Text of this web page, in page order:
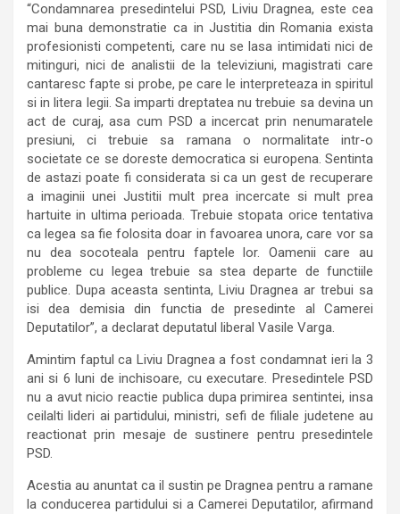
“Condamnarea presedintelui PSD, Liviu Dragnea, este cea
mai buna demonstratie ca in Justitia din Romania exista
profesionisti competenti, care nu se lasa intimidati nici de
mitinguri, nici de analistii de la televiziuni, magistrati care
cantaresc fapte si probe, pe care le interpreteaza in spiritul
si in litera legii. Sa imparti dreptatea nu trebuie sa devina un
act de curaj, asa cum PSD a incercat prin nenumaratele
presiuni, ci trebuie sa ramana o normalitate intr-o
societate ce se doreste democratica si europena. Sentinta
de astazi poate fi considerata si ca un gest de recuperare
a imaginii unei Justitii mult prea incercate si mult prea
hartuite in ultima perioada. Trebuie stopata orice tentativa
ca legea sa fie folosita doar in favoarea unora, care vor sa
nu dea socoteala pentru faptele lor. Oamenii care au
probleme cu legea trebuie sa stea departe de functiile
publice. Dupa aceasta sentinta, Liviu Dragnea ar trebui sa
isi dea demisia din functia de presedinte al Camerei
Deputatilor”, a declarat deputatul liberal Vasile Varga.
Amintim faptul ca Liviu Dragnea a fost condamnat ieri la 3
ani si 6 luni de inchisoare, cu executare. Presedintele PSD
nu a avut nicio reactie publica dupa primirea sentintei, insa
ceilalti lideri ai partidului, ministri, sefi de filiale judetene au
reactionat prin mesaje de sustinere pentru presedintele
PSD.
Acestia au anuntat ca il sustin pe Dragnea pentru a ramane
la conducerea partidului si a Camerei Deputatilor, afirmand